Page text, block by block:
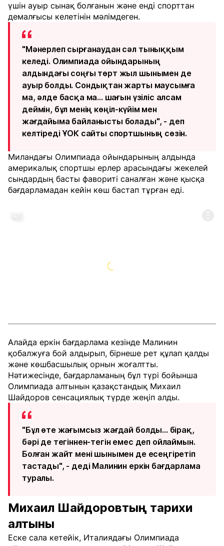
үшін ауыр сынақ болғанын және енді спорттан
демалғысы келетінін мәлімдеген.
"Мәнерлеп сырғанаудан сәл тыныққым
келеді. Олимпиада ойындарының
алдындағы соңғы төрт жыл шынымен де
ауыр болды. Сондықтан жарты маусымға
ма, әлде басқа ма... шағын үзіліс алсам
деймін, бұл менің көңіл-күйім мен
жағдайыма байланысты болады", - деп
келтіреді ҰОК сайты спортшының сөзін.
Миландағы Олимпиада ойындарының алдында
америкалық спортшы ерлер арасындағы жекелей
сындардың басты фавориті саналған және қысқа
бағдарламадан кейін көш бастап тұрған еді.
Алайда еркін бағдарлама кезінде Малинин
қобалжуға бой алдырып, бірнеше рет құлап қалды
және көшбасшылық орнын жоғалтты.
Нәтижесінде, бағдарламаның бұл түрі бойынша
Олимпиада алтынын қазақстандық Михаил
Шайдоров сенсациялық түрде жеңіп алды.
"Бұл өте жағымсыз жағдай болды... бірақ,
бәрі де тегіннен-тегін емес деп ойлаймын.
Болған жайт мені шынымен де есеңгіретіп
тастады", - деді Малинин еркін бағдарлама
туралы.
Михаил Шайдоровтың тарихи
алтыны
Еске сала кетейік, Италиядағы Олимпиада